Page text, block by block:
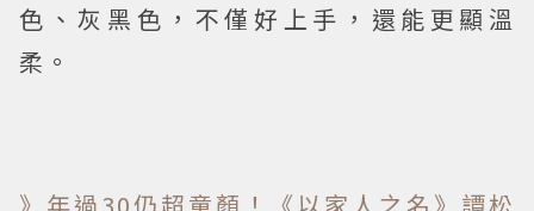
色、灰黑色，不僅好上手，還能更顯溫
柔。